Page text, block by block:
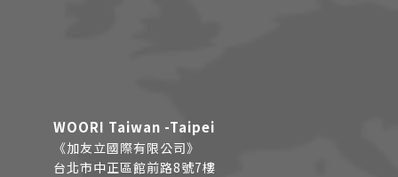
WOORI Taiwan -Taipei
《加友立國際有限公司》
台北市中正區館前路8號7樓